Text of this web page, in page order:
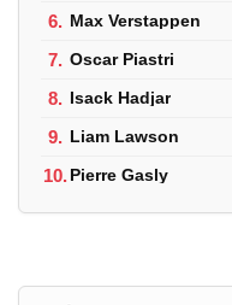
6. Max Verstappen
7. Oscar Piastri
8. Isack Hadjar
9. Liam Lawson
10.Pierre Gasly